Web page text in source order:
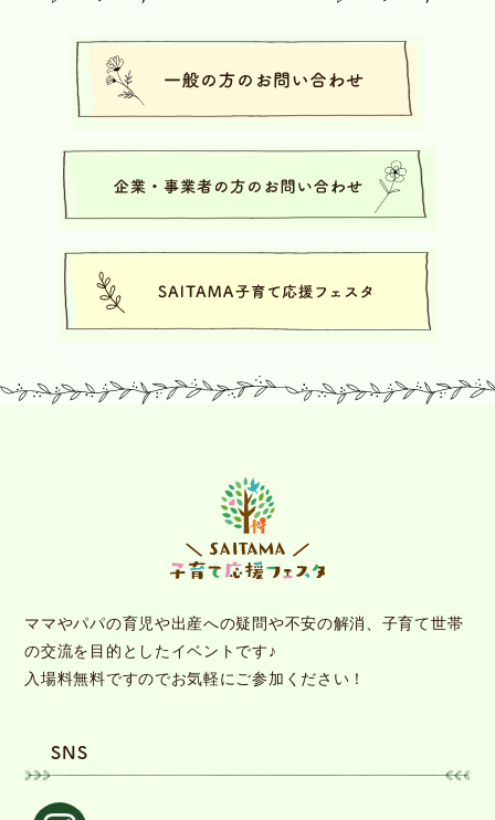
ママやパパの育児や出産への疑問や不安の解消、子育て世帯
の交流を目的としたイベントです♪
入場料無料ですのでお気軽にご参加ください！
SNS